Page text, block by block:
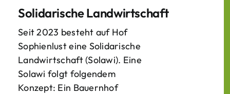
Solidarische Landwirtschaft
Seit 2023 besteht auf Hof
Sophienlust eine Solidarische
Landwirtschaft (Solawi). Eine
Solawi folgt folgendem
Konzept: Ein Bauern­hof